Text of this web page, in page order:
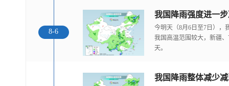
8-6
今明天（8月6日至7日），
我国高温范围较大，新疆
天。
我国降雨整体减少